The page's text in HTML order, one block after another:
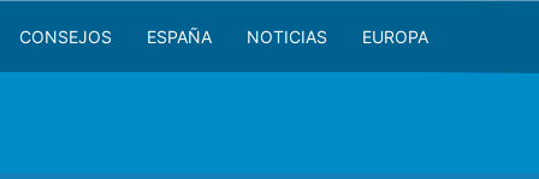
CONSEJOS ESPAÑA NOTICIAS EUROPA